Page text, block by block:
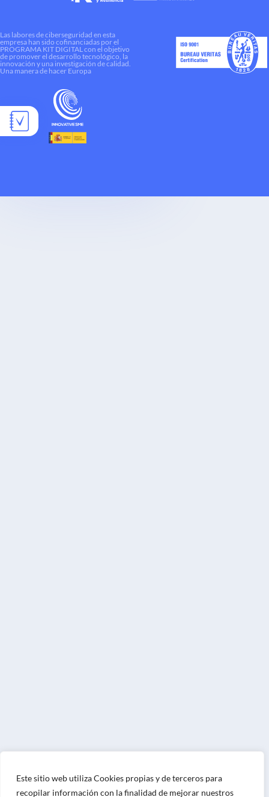
Este sitio web utiliza Cookies propias y de terceros para
recopilar información con la finalidad de mejorar nuestros
Las labores de ciberseguridad en esta
empresa han sido cofinanciadas por el
PROGRAMA KIT DIGITAL con el objetivo
de promover el desarrollo tecnológico, la
innovación y una investigación de calidad.
Una manera de hacer Europa